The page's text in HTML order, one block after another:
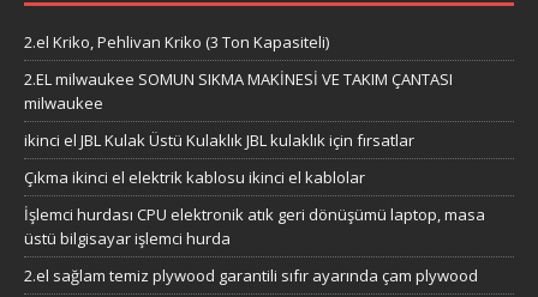
2.el Kriko, Pehlivan Kriko (3 Ton Kapasiteli)
2.EL milwaukee SOMUN SIKMA MAKİNESİ VE TAKIM ÇANTASI
milwaukee
ikinci el JBL Kulak Üstü Kulaklık JBL kulaklık için fırsatlar
Çıkma ikinci el elektrik kablosu ikinci el kablolar
İşlemci hurdası CPU elektronik atık geri dönüşümü laptop, masa
üstü bilgisayar işlemci hurda